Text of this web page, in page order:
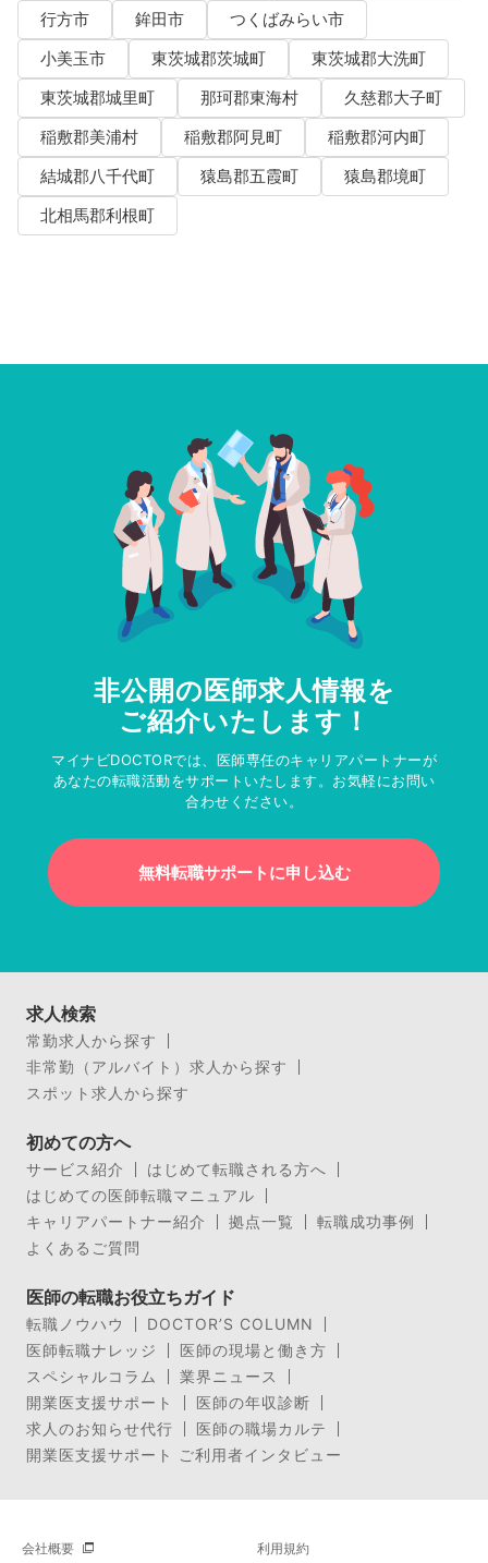
行方市
鉾田市
つくばみらい市
小美玉市
東茨城郡茨城町
東茨城郡大洗町
東茨城郡城里町
那珂郡東海村
久慈郡大子町
稲敷郡美浦村
稲敷郡阿見町
稲敷郡河内町
結城郡八千代町
猿島郡五霞町
猿島郡境町
北相馬郡利根町
非公開の医師求人情報を
ご紹介いたします！
マイナビDOCTORでは、医師専任のキャリアパートナーが
あなたの転職活動をサポートいたします。お気軽にお問い
合わせください。
無料転職サポートに申し込む
求人検索
常勤求人から探す
非常勤（アルバイト）求人から探す
スポット求人から探す
初めての方へ
サービス紹介
はじめて転職される方へ
はじめての医師転職マニュアル
キャリアパートナー紹介
拠点一覧
転職成功事例
よくあるご質問
医師の転職お役立ちガイド
転職ノウハウ
DOCTOR’S COLUMN
医師転職ナレッジ
医師の現場と働き方
スペシャルコラム
業界ニュース
開業医支援サポート
医師の年収診断
求人のお知らせ代行
医師の職場カルテ
開業医支援サポート ご利用者インタビュー
会社概要 利用規約